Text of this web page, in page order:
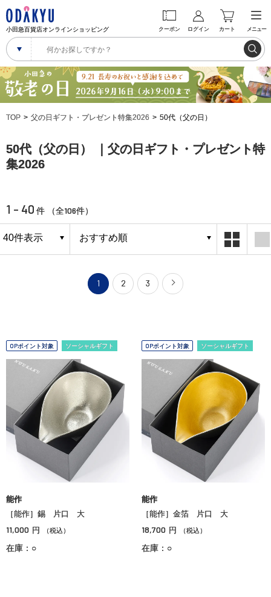
小田急百貨店オンラインショッピング クーポン ログイン カート メニュー
TOP 父の日ギフト・プレゼント特集2026 50代（父の日）
50代（父の日） ｜父の日ギフト・プレゼント特
集2026
1 - 40 件 （全106件）
1 2 3
OPポイント対象 ソーシャルギフト
能作
［能作］錫 片口 大
11,000 円 （税込）
在庫：○
OPポイント対象 ソーシャルギフト
能作
［能作］金箔 片口 大
18,700 円 （税込）
在庫：○